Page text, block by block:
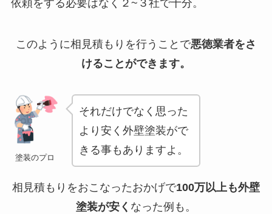
依頼をする必要はなく２~３社で十分。
このように相見積もりを行うことで悪徳業者をさ
けることができます。
塗装のプロ
それだけでなく思った
より安く外壁塗装がで
きる事もありますよ。
相見積もりをおこなったおかげで100万以上も外壁
塗装が安く なった例も。